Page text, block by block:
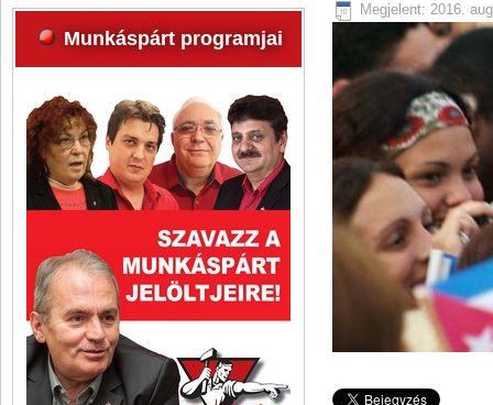
Munkáspárt programjai
Megjelent: 2016.